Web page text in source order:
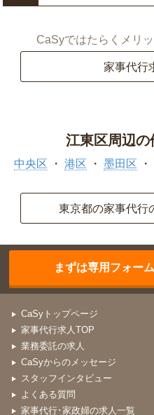
CaSyではたらくメリ
家事代行
江東区周辺
中央区 港区 墨田区
東京都の家事代行
まずは専用フォー
CaSyトップページ
家事代行求人TOP
業務委託の求人
CaSyからのメッセージ
スタッフインタビュー
よくある質問
家事代行･家政婦の求人一覧